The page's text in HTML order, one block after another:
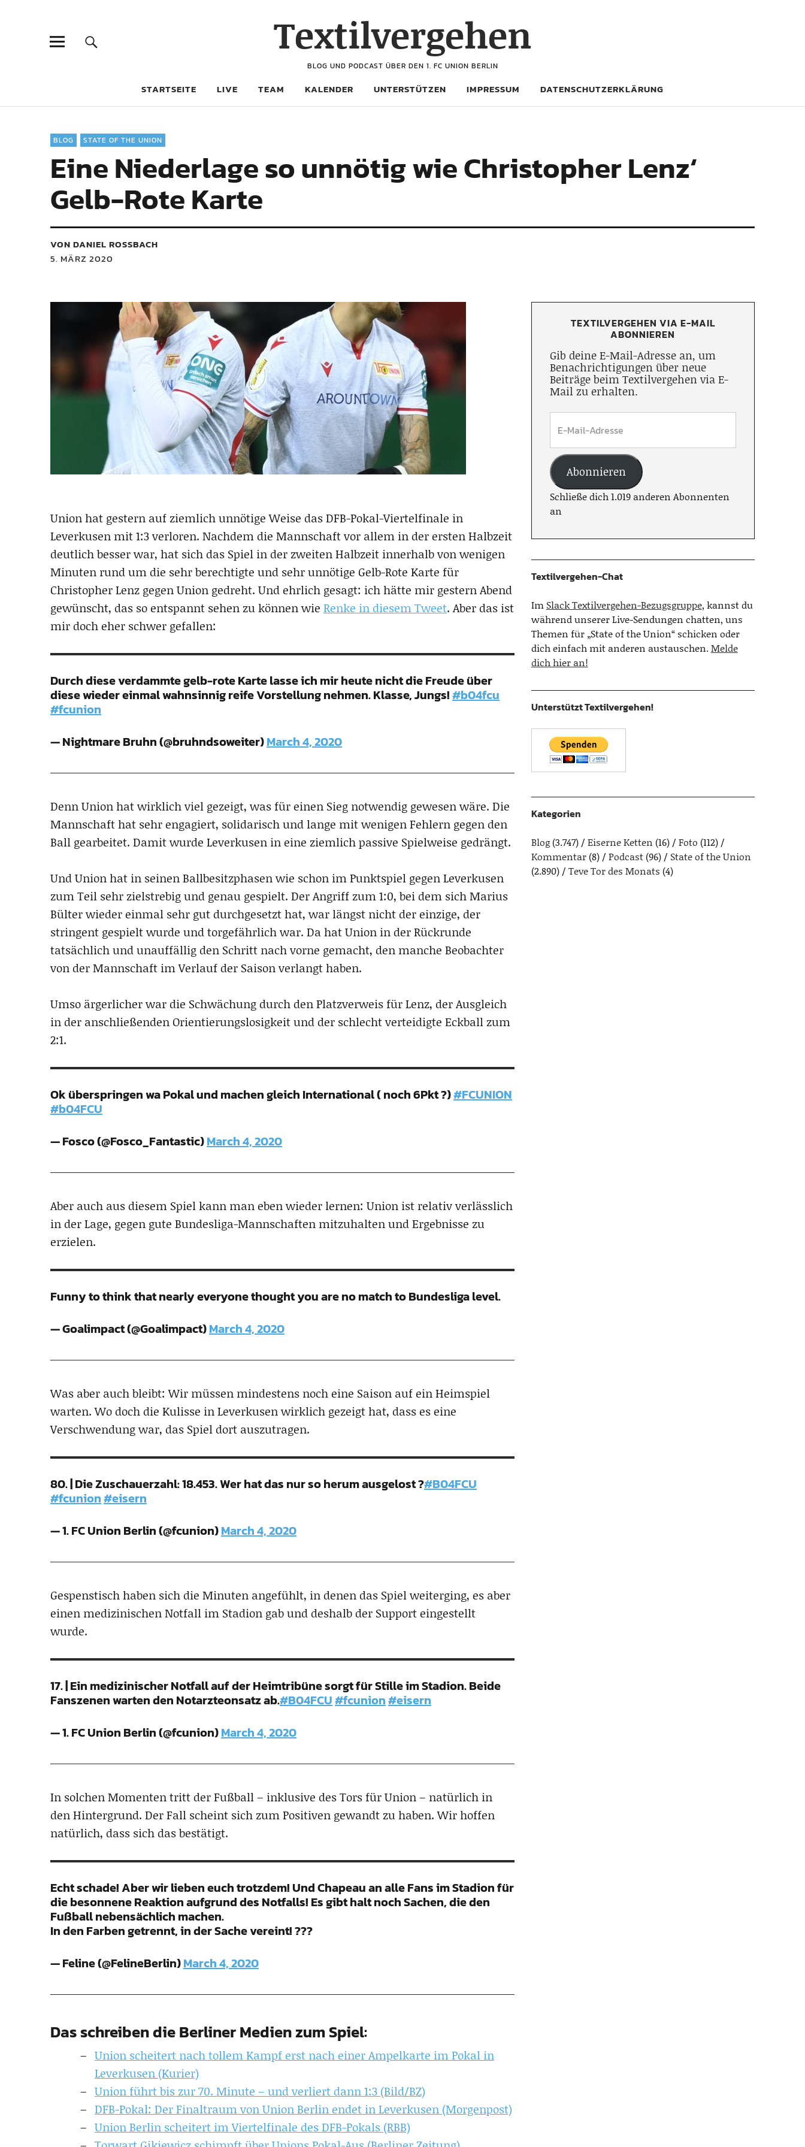
Textilvergehen
BLOG UND PODCAST ÜBER DEN 1. FC UNION BERLIN
STARTSEITE LIVE TEAM KALENDER UNTERSTÜTZEN IMPRESSUM DATENSCHUTZERKLÄRUNG
BLOG STATE OF THE UNION
Eine Niederlage so unnötig wie Christopher Lenz‘
Gelb-Rote Karte
VON DANIEL ROSSBACH
5. MÄRZ 2020
Union hat gestern auf ziemlich unnötige Weise das DFB-Pokal-Viertelfinale in
Leverkusen mit 1:3 verloren. Nachdem die Mannschaft vor allem in der ersten Halbzeit
deutlich besser war, hat sich das Spiel in der zweiten Halbzeit innerhalb von wenigen
Minuten rund um die sehr berechtigte und sehr unnötige Gelb-Rote Karte für
Christopher Lenz gegen Union gedreht. Und ehrlich gesagt: ich hätte mir gestern Abend
gewünscht, das so entspannt sehen zu können wie Renke in diesem Tweet. Aber das ist
mir doch eher schwer gefallen:
Durch diese verdammte gelb-rote Karte lasse ich mir heute nicht die Freude über
diese wieder einmal wahnsinnig reife Vorstellung nehmen. Klasse, Jungs!#b04fcu
#fcunion
— Nightmare Bruhn (@bruhndsoweiter)March 4, 2020
Denn Union hat wirklich viel gezeigt, was für einen Sieg notwendig gewesen wäre. Die
Mannschaft hat sehr engagiert, solidarisch und lange mit wenigen Fehlern gegen den
Ball gearbeitet. Damit wurde Leverkusen in eine ziemlich passive Spielweise gedrängt.
Und Union hat in seinen Ballbesitzphasen wie schon im Punktspiel gegen Leverkusen
zum Teil sehr zielstrebig und genau gespielt. Der Angriff zum 1:0, bei dem sich Marius
Bülter wieder einmal sehr gut durchgesetzt hat, war längst nicht der einzige, der
stringent gespielt wurde und torgefährlich war. Da hat Union in der Rückrunde
tatsächlich und unauffällig den Schritt nach vorne gemacht, den manche Beobachter
von der Mannschaft im Verlauf der Saison verlangt haben.
Umso ärgerlicher war die Schwächung durch den Platzverweis für Lenz, der Ausgleich
in der anschließenden Orientierungslosigkeit und der schlecht verteidigte Eckball zum
2:1.
Ok überspringen wa Pokal und machen gleich International ( noch 6Pkt ?)#FCUNION
#b04FCU
— Fosco (@Fosco_Fantastic)March 4, 2020
Aber auch aus diesem Spiel kann man eben wieder lernen: Union ist relativ verlässlich
in der Lage, gegen gute Bundesliga-Mannschaften mitzuhalten und Ergebnisse zu
erzielen.
Funny to think that nearly everyone thought you are no match to Bundesliga level.
— Goalimpact (@Goalimpact)March 4, 2020
Was aber auch bleibt: Wir müssen mindestens noch eine Saison auf ein Heimspiel
warten. Wo doch die Kulisse in Leverkusen wirklich gezeigt hat, dass es eine
Verschwendung war, das Spiel dort auszutragen.
80. | Die Zuschauerzahl: 18.453. Wer hat das nur so herum ausgelost ?#B04FCU
#fcunion#eisern
— 1. FC Union Berlin (@fcunion)March 4, 2020
Gespenstisch haben sich die Minuten angefühlt, in denen das Spiel weiterging, es aber
einen medizinischen Notfall im Stadion gab und deshalb der Support eingestellt
wurde.
17. | Ein medizinischer Notfall auf der Heimtribüne sorgt für Stille im Stadion. Beide
Fanszenen warten den Notarzteonsatz ab.#B04FCU#fcunion#eisern
— 1. FC Union Berlin (@fcunion)March 4, 2020
In solchen Momenten tritt der Fußball – inklusive des Tors für Union – natürlich in
den Hintergrund. Der Fall scheint sich zum Positiven gewandt zu haben. Wir hoffen
natürlich, dass sich das bestätigt.
Echt schade! Aber wir lieben euch trotzdem! Und Chapeau an alle Fans im Stadion für
die besonnene Reaktion aufgrund des Notfalls! Es gibt halt noch Sachen, die den
Fußball nebensächlich machen.
In den Farben getrennt, in der Sache vereint! ???
— Feline (@FelineBerlin)March 4, 2020
Das schreiben die Berliner Medien zum Spiel:
Union scheitert nach tollem Kampf erst nach einer Ampelkarte im Pokal in
Leverkusen (Kurier)
Union führt bis zur 70. Minute – und verliert dann 1:3 (Bild/BZ)
DFB-Pokal: Der Finaltraum von Union Berlin endet in Leverkusen (Morgenpost)
Union Berlin scheitert im Viertelfinale des DFB-Pokals (RBB)
TEXTILVERGEHEN VIA E-MAIL
ABONNIEREN
Gib deine E-Mail-Adresse an, um
Benachrichtigungen über neue
Beiträge beim Textilvergehen via E-
Mail zu erhalten.
Abonnieren
Schließe dich 1.019 anderen Abonnenten
an
Textilvergehen-Chat
Im Slack Textilvergehen-Bezugsgruppe, kannst du
während unserer Live-Sendungen chatten, uns
Themen für „State of the Union“ schicken oder
dich einfach mit anderen austauschen.Melde
dich hier an!
Unterstützt Textilvergehen!
Kategorien
Blog(3.747) Eiserne Ketten (16) Foto (112)
Kommentar(8) Podcast(96)
State of the Union
(2.890)
Teve Tor des Monats (4)